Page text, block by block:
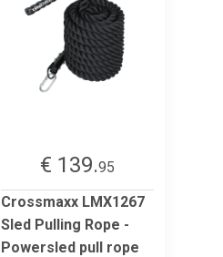
€ 139.95
Crossmaxx LMX1267
Sled Pulling Rope -
Powersled pull rope